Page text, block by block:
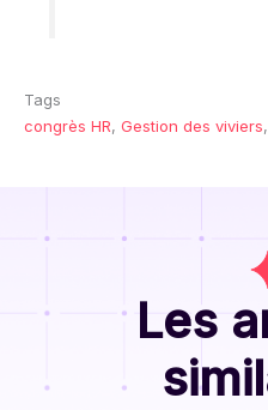
Tags
congrès HR, Gestion des viviers,
Les